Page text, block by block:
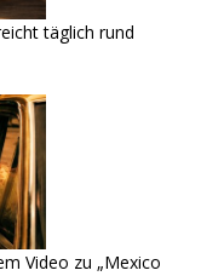
täglich rund
Video zu „Mexico